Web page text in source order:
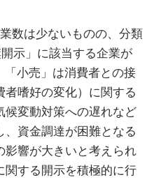
数は少ないものの、分類
示」に該当する企業が
小売」は消費者との接
者嗜好の変化）に関する
候変動対策への遅れなど
資金調達が困難となる
影響が大きいと考えられ
関する開示を積極的に行